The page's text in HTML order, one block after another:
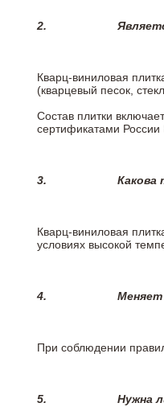
2.
Кварц-виниловая
(кварцевый песок,
Состав плитки
сертификатами
3. Какова
Кварц-виниловая
условиях высокой
4. Меняет
При соблюдении
5. Нужна